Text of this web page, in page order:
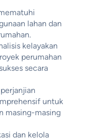
lahan dan
kelayakan
perumahan
secara
untuk
masing-masing
dan kelola